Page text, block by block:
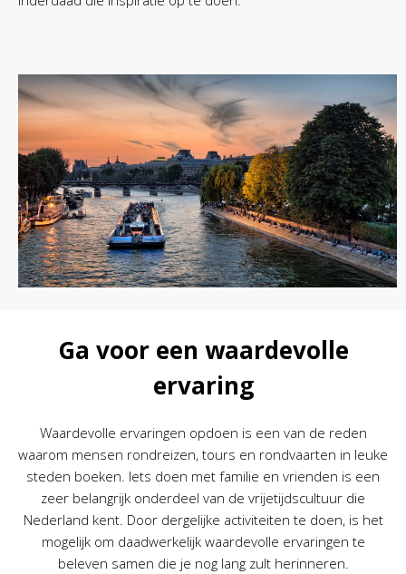
Ga voor een waardevolle
ervaring
Waardevolle ervaringen opdoen is een van de reden
waarom mensen rondreizen, tours en rondvaarten in leuke
steden boeken. Iets doen met familie en vrienden is een
zeer belangrijk onderdeel van de vrijetijdscultuur die
Nederland kent. Door dergelijke activiteiten te doen, is het
mogelijk om daadwerkelijk waardevolle ervaringen te
beleven samen die je nog lang zult herinneren.